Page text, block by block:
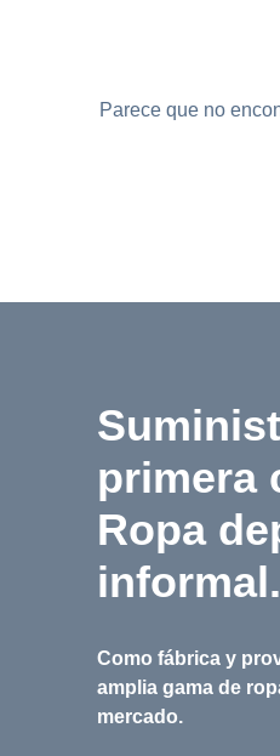
Parece que no
primera
Ropa
informal.
Como fábrica y
amplia gama de
mercado.